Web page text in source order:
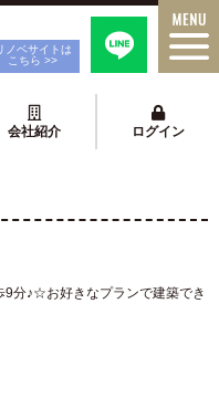
ノベサイトは
こちら >>
会社紹介 ログイン
9分♪☆お好きなプランで建築でき